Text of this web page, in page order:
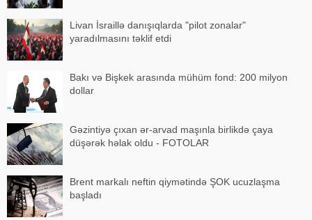
Livan İsraillə danışıqlarda "pilot zonalar"
yaradılmasını təklif etdi
Bakı və Bişkek arasında mühüm fond: 200 milyon
dollar
Gəzintiyə çıxan ər-arvad maşınla birlikdə çaya
düşərək həlak oldu - FOTOLAR
Brent markalı neftin qiymətində ŞOK ucuzlaşma
başladı